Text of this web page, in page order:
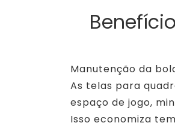
Manutenção da
As telas para
espaço de jogo,
Isso economiza